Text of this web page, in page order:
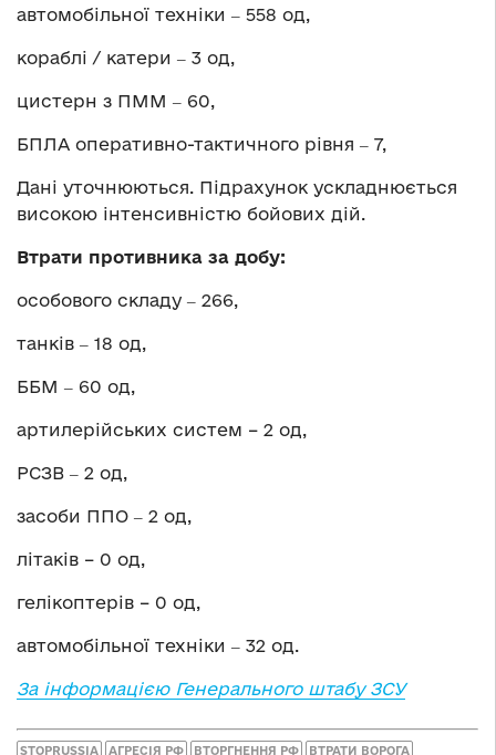
автомобільної техніки ‒ 558 од,
кораблі / катери ‒ 3 од,
цистерн з ПММ ‒ 60,
БПЛА оперативно-тактичного рівня ‒ 7,
Дані уточнюються. Підрахунок ускладнюється
високою інтенсивністю бойових дій.
Втрати противника за добу:
особового складу ‒ 266,
танків ‒ 18 од,
ББМ ‒ 60 од,
артилерійських систем – 2 од,
РСЗВ ‒ 2 од,
засоби ППО ‒ 2 од,
літаків – 0 од,
гелікоптерів – 0 од,
автомобільної техніки ‒ 32 од.
За інформацією Генерального штабу ЗСУ
STOPRUSSIA АГРЕСІЯ РФ ВТОРГНЕННЯ РФ ВТРАТИ ВОРОГА